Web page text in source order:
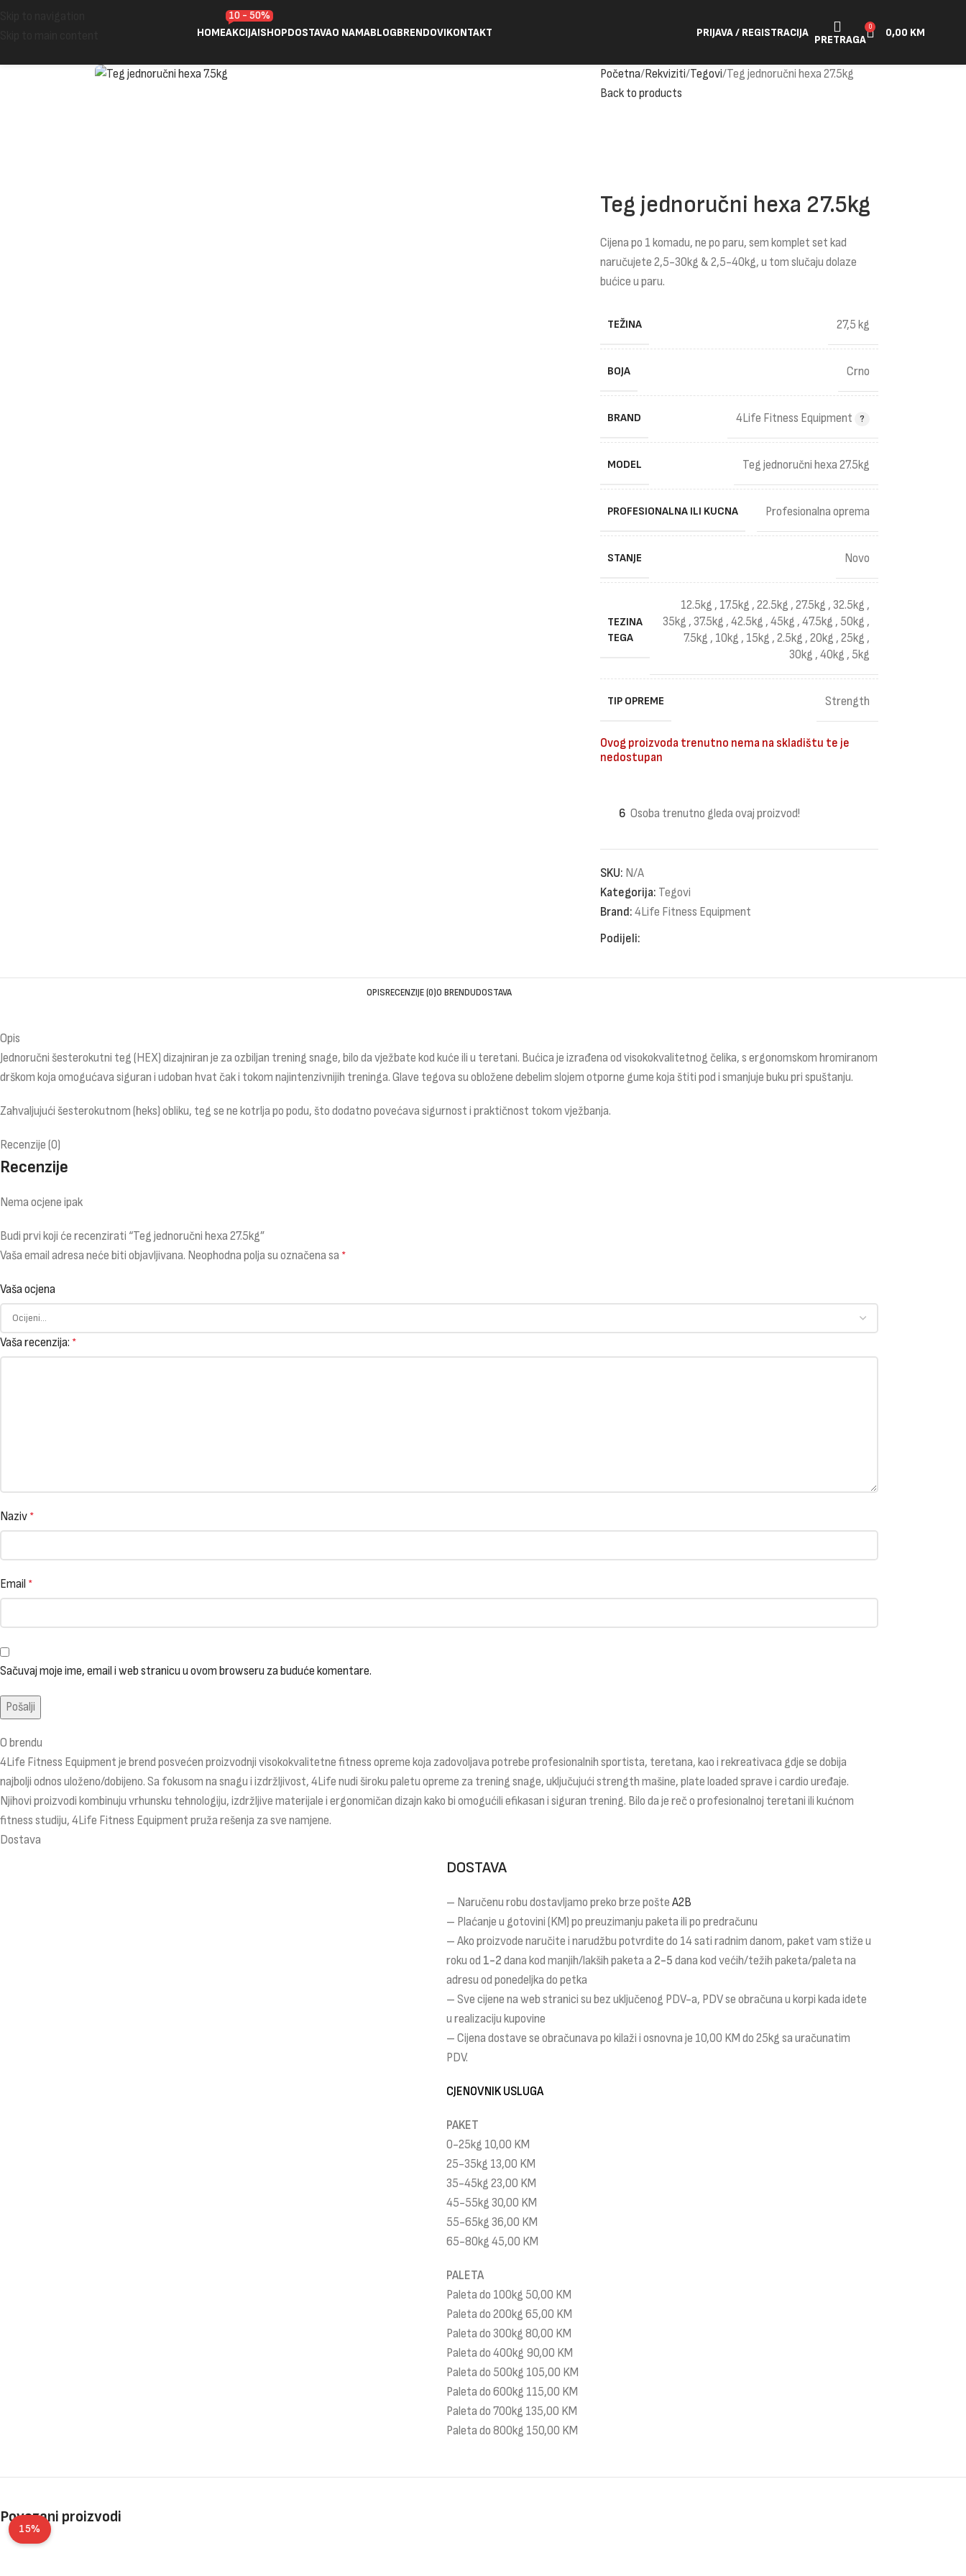
HOMEAKCIJA!
10 - 50%
SHOPDOSTAVAO NAMABLOGBRENDOVIKONTAKT PRIJAVA / REGISTRACIJA
PRETRAGA
0 0,00 KM
Početna Rekviziti Tegovi Teg jednoručni hexa 27.5kg
Back to products
Teg jednoručni hexa 27.5kg
Cijena po 1 komadu, ne po paru, sem komplet set kad
naručujete 2,5-30kg & 2,5-40kg, u tom slučaju dolaze
bućice u paru.
TEŽINA 27,5 kg
BOJA Crno
BRAND 4Life Fitness Equipment
MODEL Teg jednoručni hexa 27.5kg
PROFESIONALNA ILI KUCNA Profesionalna oprema
STANJE Novo
TEZINA
TEGA
12.5kg , 17.5kg , 22.5kg , 27.5kg , 32.5kg ,
35kg , 37.5kg , 42.5kg , 45kg , 47.5kg , 50kg ,
7.5kg , 10kg , 15kg , 2.5kg , 20kg , 25kg ,
30kg , 40kg , 5kg
TIP OPREME Strength
Ovog proizvoda trenutno nema na skladištu te je
nedostupan
6 Osoba trenutno gleda ovaj proizvod!
SKU: N/A
Kategorija: Tegovi
Brand: 4Life Fitness Equipment
Podijeli:
OPISRECENZIJE (0)O BRENDUDOSTAVA
Opis
Jednoručni šesterokutni teg (HEX) dizajniran je za ozbiljan trening snage, bilo da vježbate kod kuće ili u teretani. Bućica je izrađena od visokokvalitetnog čelika, s ergonomskom hromiranom
drškom koja omogućava siguran i udoban hvat čak i tokom najintenzivnijih treninga. Glave tegova su obložene debelim slojem otporne gume koja štiti pod i smanjuje buku pri spuštanju.
Zahvaljujući šesterokutnom (heks) obliku, teg se ne kotrlja po podu, što dodatno povećava sigurnost i praktičnost tokom vježbanja.
Recenzije (0)
Recenzije
Nema ocjene ipak
Budi prvi koji će recenzirati “Teg jednoručni hexa 27.5kg”
Vaša email adresa neće biti objavljivana. Neophodna polja su označena sa *
Vaša ocjena
Vaša recenzija: *
Naziv *
Email *
Sačuvaj moje ime, email i web stranicu u ovom browseru za buduće komentare.
O brendu
4Life Fitness Equipment je brend posvećen proizvodnji visokokvalitetne fitness opreme koja zadovoljava potrebe profesionalnih sportista, teretana, kao i rekreativaca gdje se dobija
najbolji odnos uloženo/dobijeno. Sa fokusom na snagu i izdržljivost, 4Life nudi široku paletu opreme za trening snage, uključujući strength mašine, plate loaded sprave i cardio uređaje.
Njihovi proizvodi kombinuju vrhunsku tehnologiju, izdržljive materijale i ergonomičan dizajn kako bi omogućili efikasan i siguran trening. Bilo da je reč o profesionalnoj teretani ili kućnom
fitness studiju, 4Life Fitness Equipment pruža rešenja za sve namjene.
Dostava
DOSTAVA
– Naručenu robu dostavljamo preko brze pošte A2B
– Plaćanje u gotovini (KM) po preuzimanju paketa ili po predračunu
– Ako proizvode naručite i narudžbu potvrdite do 14 sati radnim danom, paket vam stiže u
roku od 1-2 dana kod manjih/lakših paketa a 2-5 dana kod većih/težih paketa/paleta na
adresu od ponedeljka do petka
– Sve cijene na web stranici su bez uključenog PDV-a, PDV se obračuna u korpi kada idete
u realizaciju kupovine
– Cijena dostave se obračunava po kilaži i osnovna je 10,00 KM do 25kg sa uračunatim
PDV.
CJENOVNIK USLUGA
PAKET
0-25kg 10,00 KM
25-35kg 13,00 KM
35-45kg 23,00 KM
45-55kg 30,00 KM
55-65kg 36,00 KM
65-80kg 45,00 KM
PALETA
Paleta do 100kg 50,00 KM
Paleta do 200kg 65,00 KM
Paleta do 300kg 80,00 KM
Paleta do 400kg 90,00 KM
Paleta do 500kg 105,00 KM
Paleta do 600kg 115,00 KM
Paleta do 700kg 135,00 KM
Paleta do 800kg 150,00 KM
Povezani proizvodi
15%